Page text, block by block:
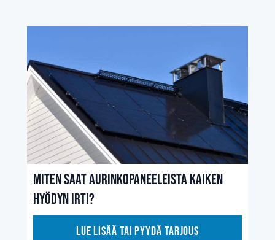
Miten saat aurinkopaneeleista kaiken
hyödyn irti?
Lue lisää tai pyydä tarjous